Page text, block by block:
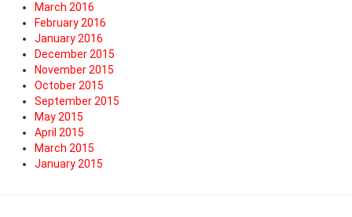
March 2016
February 2016
January 2016
December 2015
November 2015
October 2015
September 2015
May 2015
April 2015
March 2015
January 2015